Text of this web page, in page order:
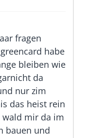
fragen
habe
bleiben wie
da
nur zim
das heist rein
mir da im
bauen und